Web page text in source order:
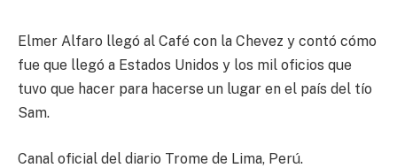
Elmer Alfaro llegó al Café con la Chevez y contó cómo
fue que llegó a Estados Unidos y los mil oficios que
tuvo que hacer para hacerse un lugar en el país del tío
Sam.
Canal oficial del diario Trome de Lima, Perú.